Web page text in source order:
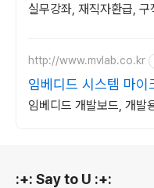
실무강좌, 재직자환급, 구
http://www.mvlab.co.kr
임베디드 시스템 마이
임베디드 개발보드, 개발
:+: Say to U :+: